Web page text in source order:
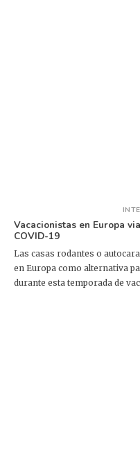
Vacacionistas en Europa
COVID-19
Las casas rodantes o
en Europa como alternativa
durante esta temporada de